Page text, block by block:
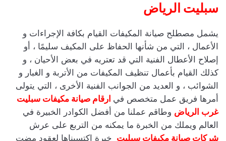
سبليت الرياض
يشمل مصطلح صيانة المكيفات القيام بكافة الإجراءات و
الأعمال ، التي من شأنها الحفاظ على المكيف سليمًا ، أو
إصلاح الأعطال الفنية التي قد تعتريه في بعض الأحيان ، و
كذلك القيام بأعمال تنظيف المكيفات من الأتربة و الغبار و
الشوائب ، و العديد من الجوانب الفنية الأخرى ، التي يتولى
أمرها فريق عمل متخصص في ارقام صيانة مكيفات سبليت
غرب الرياض وطاقم عملنا من أفضل الكوادر الخبيرة في
العالم ويملك من الخبرة ما يمكنه من التربع على عرش
شركات صيانة مكيفات سبليت خبرة اكتسبناها لعقود مضت